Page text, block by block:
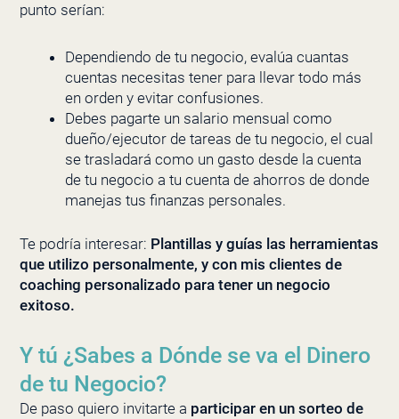
punto serían:
Dependiendo de tu negocio, evalúa cuantas
cuentas necesitas tener para llevar todo más
en orden y evitar confusiones.
Debes pagarte un salario mensual como
dueño/ejecutor de tareas de tu negocio, el cual
se trasladará como un gasto desde la cuenta
de tu negocio a tu cuenta de ahorros de donde
manejas tus finanzas personales.
Te podría interesar: Plantillas y guías las herramientas
que utilizo personalmente, y con mis clientes de
coaching personalizado para tener un negocio
exitoso.
Y tú ¿Sabes a Dónde se va el Dinero
de tu Negocio?
De paso quiero invitarte a participar en un sorteo de